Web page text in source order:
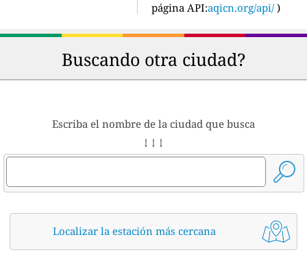
página API:aqicn.org/api/ )
Buscando otra ciudad?
Escriba el nombre de la ciudad que busca
↓ ↓ ↓
Localizar la estación más cercana